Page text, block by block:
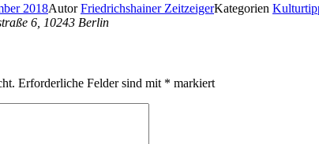
2018AutorFriedrichshainer ZeitzeigerKategorien
6, 10243 Berlin
Erforderliche Felder sind mit * markiert